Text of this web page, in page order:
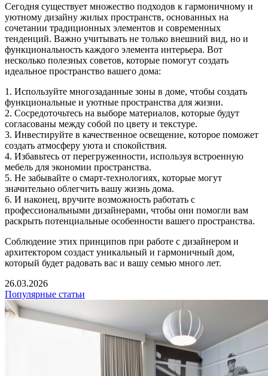
Сегодня существует множество подходов к гармоничному и
уютному дизайну жилых пространств, основанных на
сочетании традиционных элементов и современных
тенденций. Важно учитывать не только внешний вид, но и
функциональность каждого элемента интерьера. Вот
несколько полезных советов, которые помогут создать
идеальное пространство вашего дома:
1. Используйте многозаданные зоны в доме, чтобы создать
функциональные и уютные пространства для жизни.
2. Сосредоточьтесь на выборе материалов, которые будут
согласованы между собой по цвету и текстуре.
3. Инвестируйте в качественное освещение, которое поможет
создать атмосферу уюта и спокойствия.
4. Избавьтесь от перегруженности, используя встроенную
мебель для экономии пространства.
5. Не забывайте о смарт-технологиях, которые могут
значительно облегчить вашу жизнь дома.
6. И наконец, вручите возможность работать с
профессиональными дизайнерами, чтобы они помогли вам
раскрыть потенциальные особенности вашего пространства.
Соблюдение этих принципов при работе с дизайнером и
архитектором создаст уникальный и гармоничный дом,
который будет радовать вас и вашу семью много лет.
26.03.2026
Популярные статьи